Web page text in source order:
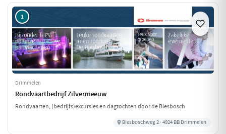
1
Drimmelen
Rondvaartbedrijf Zilvermeeuw
Rondvaarten, (bedrijfs)excursies en dagtochten door de Biesbosch
Biesboschweg 2 · 4924 BB Drimmelen